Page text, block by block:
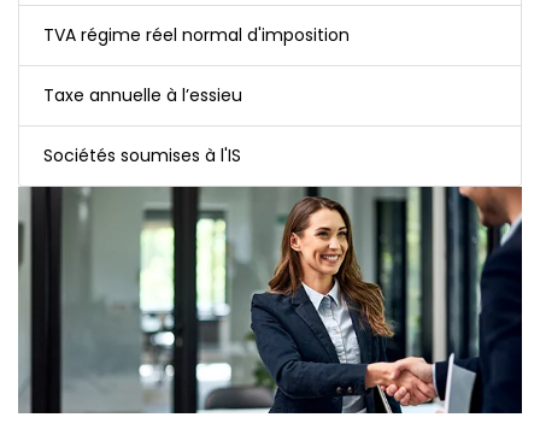
TVA régime réel normal d'imposition
Taxe annuelle à l’essieu
Sociétés soumises à l'IS